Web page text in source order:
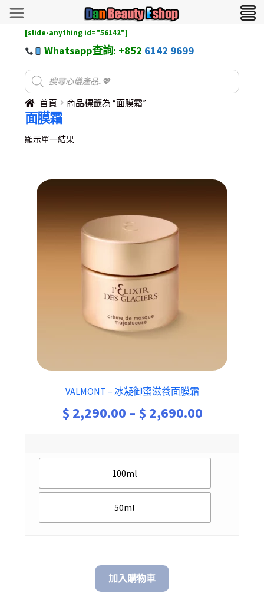
[slide-anything id="56142"]
Whatsapp查詢: +852 6142 9699
首頁 商品標籤為 “面膜霜”
面膜霜
顯示單一結果
VALMONT – 冰凝御蜜滋養面膜霜
$ 2,290.00 – $ 2,690.00Price
$
100ml
50ml
加入購物車